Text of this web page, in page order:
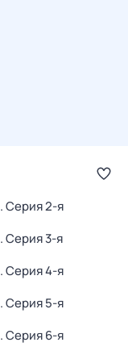
. Серия 2-я
. Серия 3-я
. Серия 4-я
. Серия 5-я
. Серия 6-я